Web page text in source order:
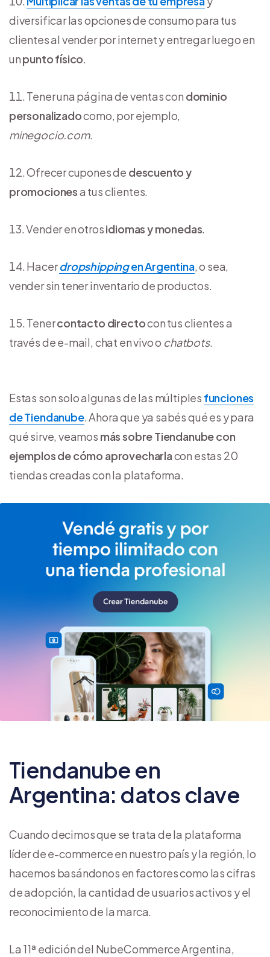
diversificar las opciones de consumo para tus
clientes al vender por internet y entregar luego en
unpunto físico.
Tener una página de ventas con dominio
personalizadocomo, por ejemplo,
minegocio.com.
Ofrecer cupones de descuento y
promocionesa tus clientes.
Vender en otrosidiomas y monedas.
Hacerdropshippingen Argentina, o sea,
vender sin tener inventario de productos.
Tenercontacto directocon tus clientes a
través de e-mail, chat en vivo o chatbots.
Estas son solo algunas de las múltiples funciones
de Tiendanube. Ahora que ya sabés qué es y para
qué sirve, veamos más sobre Tiendanube con
ejemplos de cómo aprovecharlacon estas 20
tiendas creadas con la plataforma.
Tiendanube en
Argentina: datos clave
Cuando decimos que se trata de la plataforma
líder de e-commerce en nuestro país y la región, lo
hacemos basándonos en factores como las cifras
de adopción, la cantidad de usuarios activos y el
reconocimiento de la marca.
La 11ª edición del NubeCommerce Argentina,